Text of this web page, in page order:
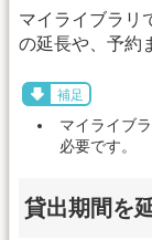
マイライブラリ
の延長や、予約
補足
マイライブ
必要です。
貸出期間を